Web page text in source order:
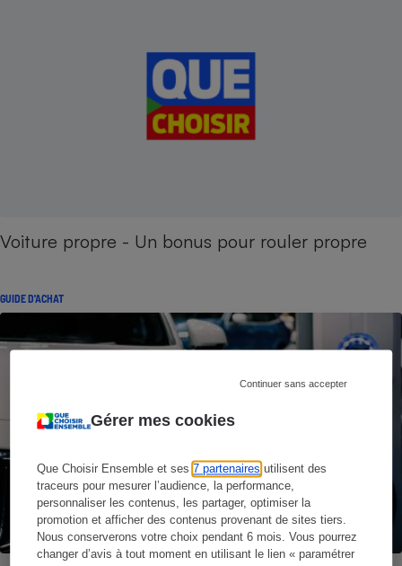
Gérer mes cookies
Que Choisir Ensemble et ses7 partenaires utilisent des
traceurs pour mesurer l’audience, la performance,
personnaliser les contenus, les partager, optimiser la
promotion et afficher des contenus provenant de sites tiers.
Nous conserverons votre choix pendant 6 mois. Vous pourrez
changer d’avis à tout moment en utilisant le lien « paramétrer
Continuer sans accepter
Voiture propre - Un bonus pour rouler propre
GUIDE D'ACHAT